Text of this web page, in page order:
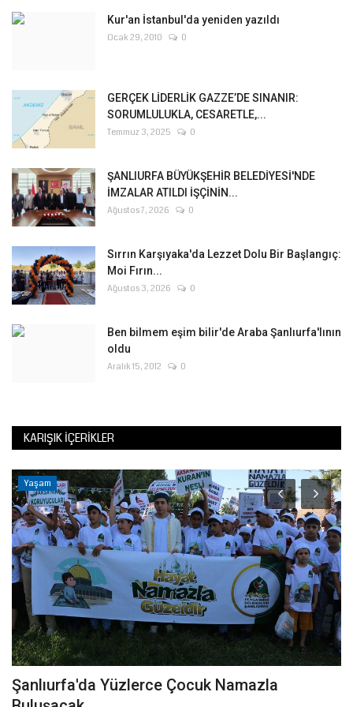
Kur'an İstanbul'da yeniden yazıldı
Ocak 29, 2010 0
GERÇEK LİDERLİK GAZZE’DE SINANIR:
SORUMLULUKLA, CESARETLE,...
Temmuz 3, 2025 0
ŞANLIURFA BÜYÜKŞEHİR BELEDİYESİ'NDE
İMZALAR ATILDI İŞÇİNİN...
Ağustos 7, 2026 0
Sırrın Karşıyaka'da Lezzet Dolu Bir Başlangıç:
Moi Fırın...
Ağustos 3, 2026 0
Ben bilmem eşim bilir'de Araba Şanlıurfa'lının
oldu
Aralık 15, 2012 0
KARIŞIK İÇERIKLER
Yaşam
Şanlıurfa'da Yüzlerce Çocuk Namazla